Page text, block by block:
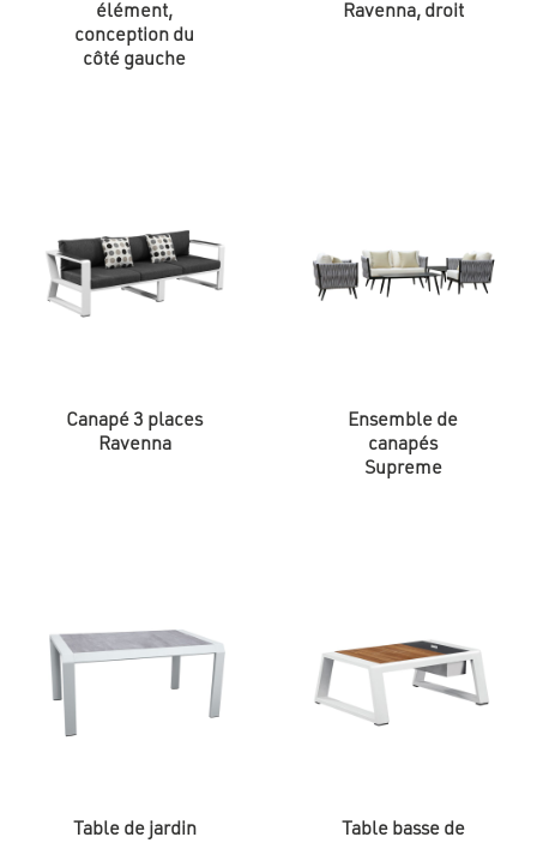
élément,
conception du
côté gauche
Ravenna, droit
Canapé 3 places
Ravenna
Ensemble de
canapés
Supreme
Table de jardin
Table basse de